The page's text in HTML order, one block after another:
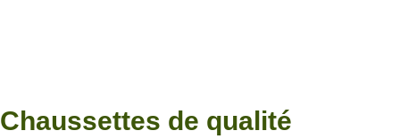
Chaussettes de qualité